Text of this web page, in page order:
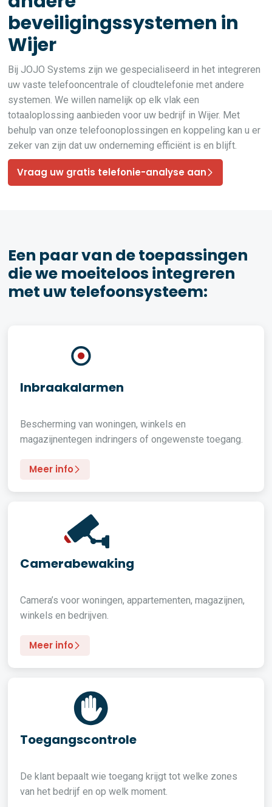
beveiligingssystemen in
Wijer
Bij JOJO Systems zijn we gespecialiseerd in het integreren
uw vaste telefooncentrale of cloudtelefonie met andere
systemen. We willen namelijk op elk vlak een
totaaloplossing aanbieden voor uw bedrijf in Wijer. Met
behulp van onze telefoonoplossingen en koppeling kan u er
zeker van zijn dat uw onderneming efficiënt is en blijft.
Vraag uw gratis telefonie-analyse aan
Een paar van de toepassingen
die we moeiteloos integreren
met uw telefoonsysteem:
Inbraakalarmen
Bescherming van woningen, winkels en
magazijnentegen indringers of ongewenste toegang.
Meer info
Camerabewaking
Camera’s voor woningen, appartementen, magazijnen,
winkels en bedrijven.
Meer info
Toegangscontrole
De klant bepaalt wie toegang krijgt tot welke zones
van het bedrijf en op welk moment.